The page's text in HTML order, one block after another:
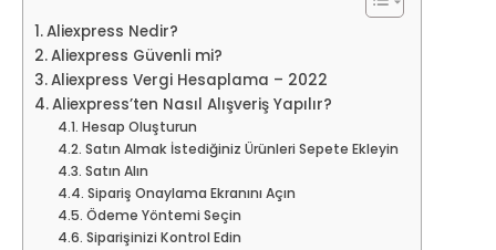
Aliexpress Nedir?
Aliexpress Güvenli mi?
Aliexpress Vergi Hesaplama – 2022
Aliexpress’ten Nasıl Alışveriş Yapılır?
Hesap Oluşturun
Satın Almak İstediğiniz Ürünleri Sepete Ekleyin
Satın Alın
Sipariş Onaylama Ekranını Açın
Ödeme Yöntemi Seçin
Siparişinizi Kontrol Edin